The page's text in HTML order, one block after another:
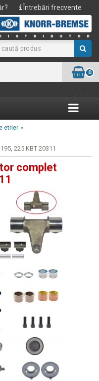
Întrebări frecvente
0
Toggle
etrier »
225 KBT 20311
complet